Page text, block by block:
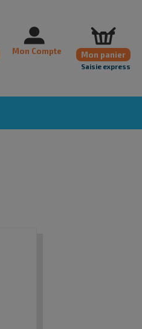
Mon Compte Mon panier
Saisie express